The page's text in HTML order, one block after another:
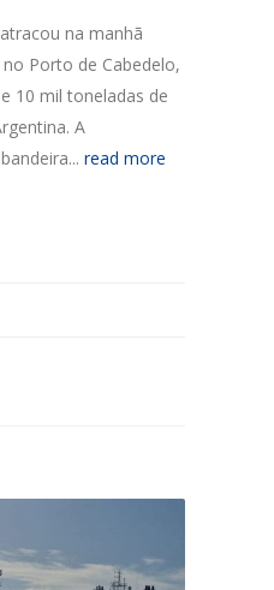
na manhã
Porto de Cabedelo,
10 mil toneladas de
A
read more